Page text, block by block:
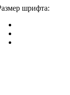
шрифта: